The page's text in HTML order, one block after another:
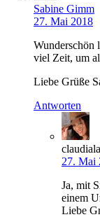
Sabine Gimm
27. Mai 2018
Wunderschön
viel Zeit, um
Liebe Grüße
Antworten
27. Mai
Ja, mit
einem
Liebe